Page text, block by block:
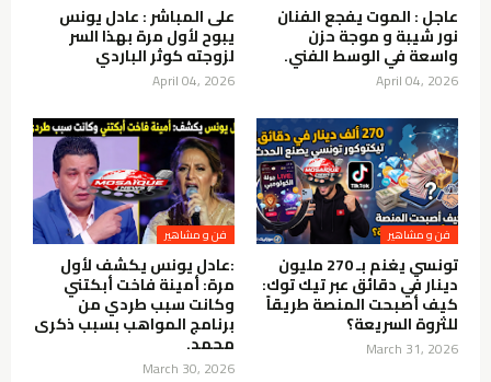
عاجل : الموت يفجع الفنان
نور شيبة و موجة حزن
واسعة في الوسط الفني.
April 04, 2026
على المباشر : عادل يونس
يبوح لأول مرة بهذا السر
لزوجته كوثر الباردي
April 04, 2026
فن و مشاهير
تونسي يغنم بـ 270 مليون
دينار في دقائق عبر تيك توك:
كيف أصبحت المنصة طريقاً
للثروة السريعة؟
March 31, 2026
فن و مشاهير
:عادل يونس يكشف لأول
مرة: أمينة فاخت أبكتني
وكانت سبب طردي من
برنامج المواهب بسبب ذكرى
محمد.
March 30, 2026